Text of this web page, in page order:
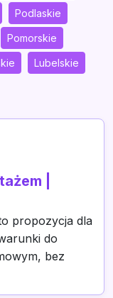
Podlaskie
Pomorskie
Lubelskie
|
propozycja dla
do
bez